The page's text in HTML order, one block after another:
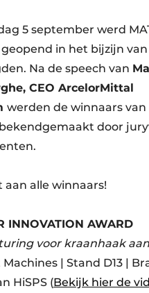
5 september werd
in het bijzijn van
Na de speech van
CEO ArcelorMittal
werden de winnaars van
door
aan alle winnaars!
INNOVATION AWARD
voor kraanhaak
| Stand D13 |
HiSPS (Bekijk hier de